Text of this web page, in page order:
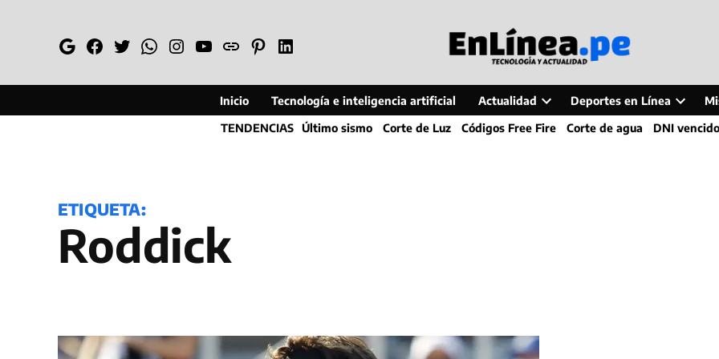
GoogleFacebook
TwitterWhatsapp
Instagram
YouTube
WebPinterestLinkedin
Inicio Tecnología e inteligencia artificial Actualidad
Open
dropdown
Deportes en Línea
Open
dropdown
TENDENCIAS Último sismo Corte de Luz Códigos Free Fire Corte de agua DNI vencido
ETIQUETA:
Roddick